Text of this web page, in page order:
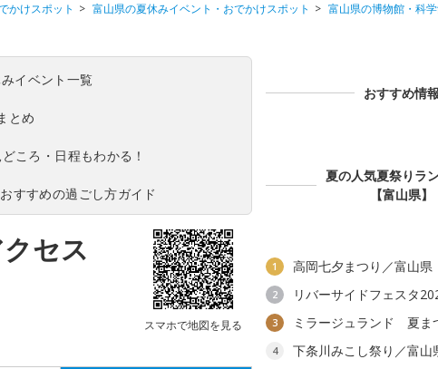
かけスポット 富山県の夏休みイベント・おでかけスポット
富山県の博物館・科
イベント一覧
とめ
ころ・日程もわかる！
すすめの過ごし方ガイド
セス
スマホで地図を見る
おすすめ情報
夏の人気夏祭りラ
【富山県】
1 高岡七夕まつり／富山県
2 リバーサイドフェスタ
3 ミラージュランド 夏ま
4 下条川みこし祭り／富山